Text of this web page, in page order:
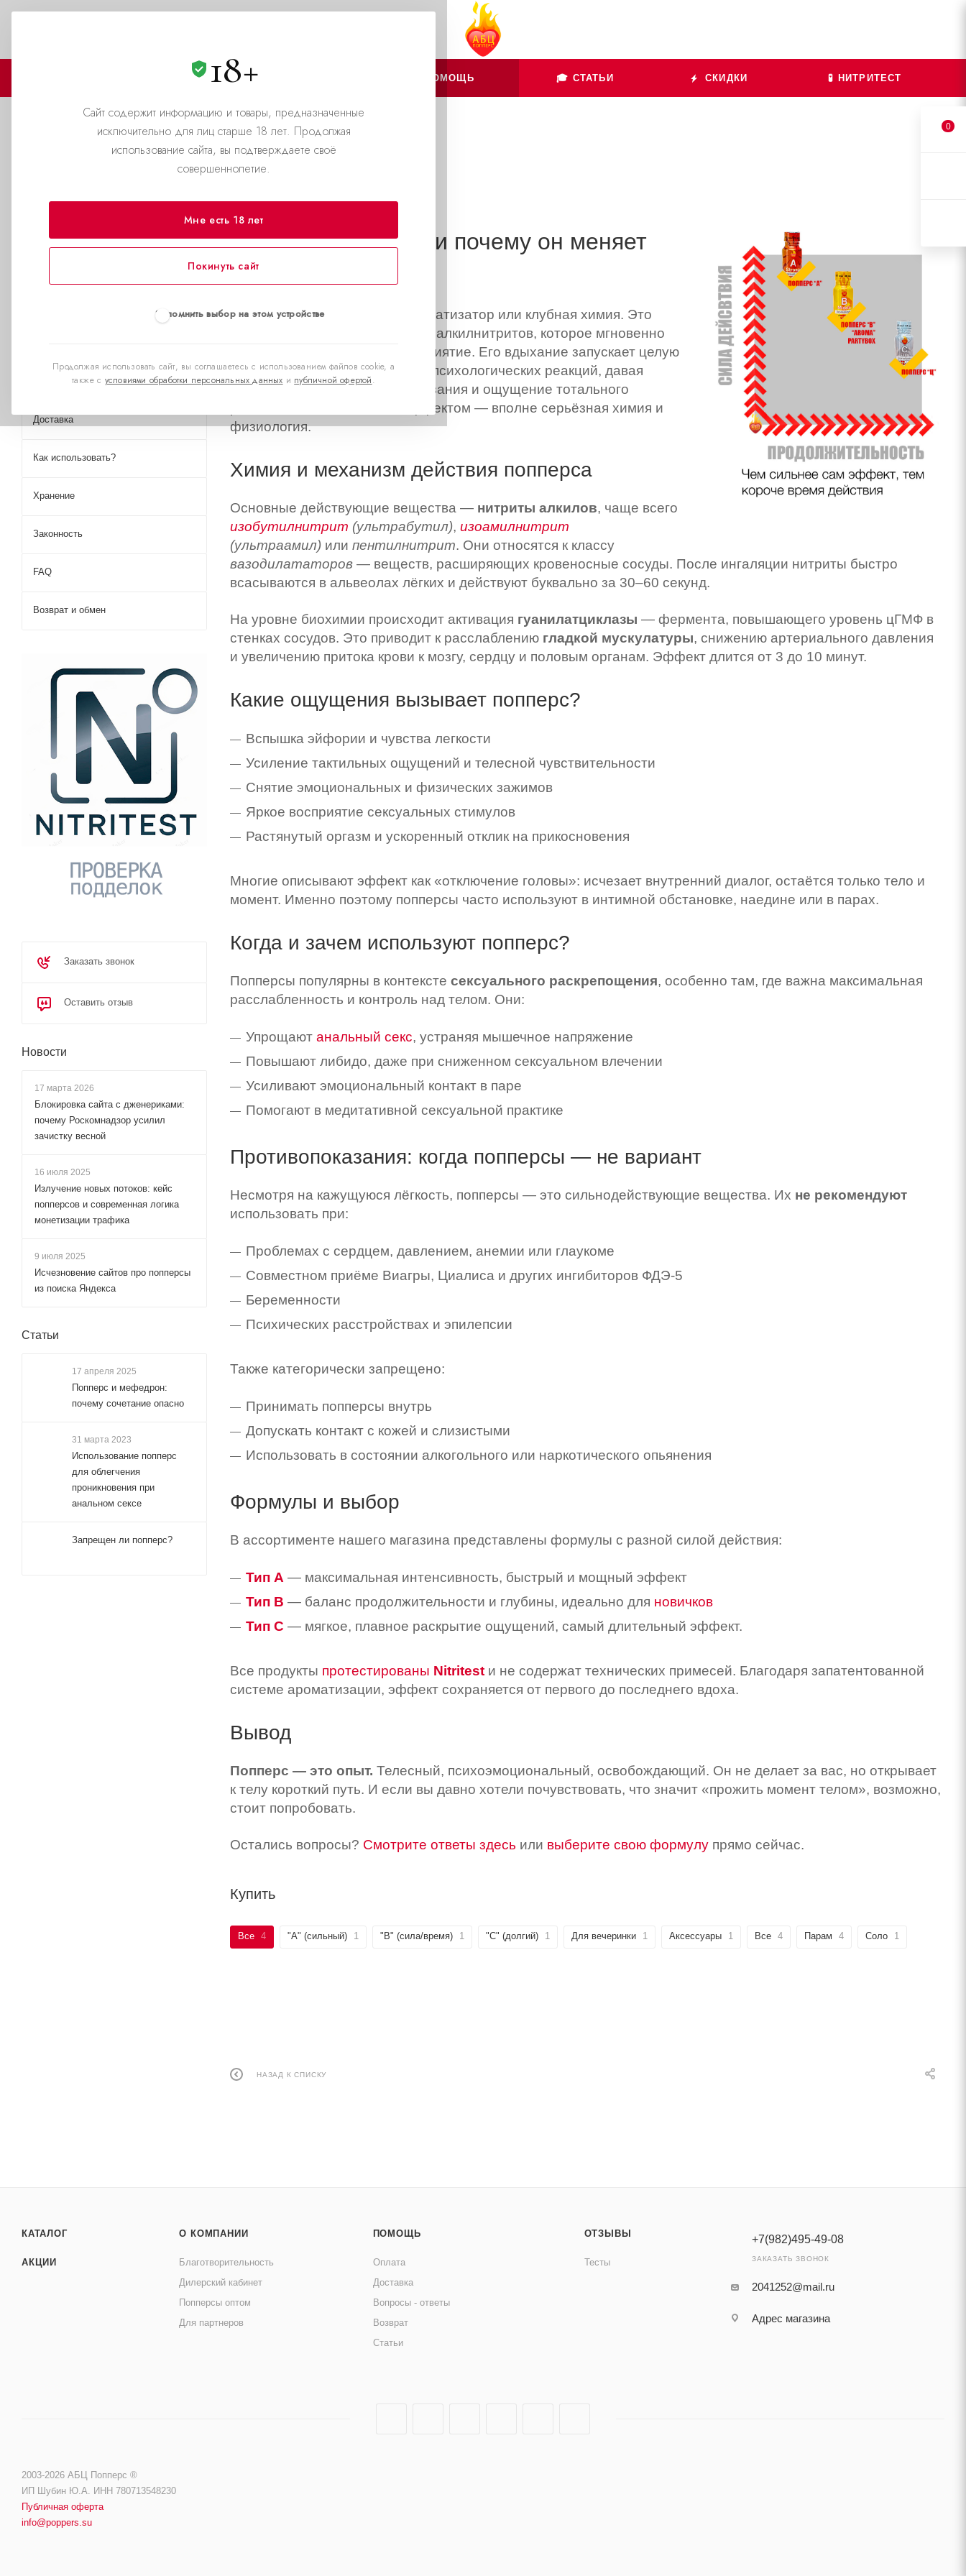
18+
Сайт содержит информацию и товары, предназначенные
исключительно для лиц старше 18 лет. Продолжая
использование сайта, вы подтверждаете своё
совершеннолетие.
Мне есть 18 лет
Покинуть сайт
Запомнить выбор на этом устройстве
Продолжая использовать сайт, вы соглашаетесь с использованием файлов cookie, а
также с условиями обработки персональных данных и публичной офертой.
🛒 КАТАЛОГ 👨🏻‍💻 ПОМОЩЬ 🎓 СТАТЬИ СКИДКИ 🧪 НИТРИТЕСТ
Что такое попперс?
Что такое попперс?
Что такое попперс и почему он меняет
всё?
Попперс— это не просто ароматизатор или клубная химия. Это
летучее соединение на основе алкилнитритов, которое мгновенно
влияет на тело, эмоции и восприятие. Его вдыхание запускает целую
цепь физиологических и нейропсихологических реакций, давая
всплеск энергии, усиление осязания и ощущение тотального
расслабления. Но за этим эффектом — вполне серьёзная химия и
физиология.
Химия и механизм действия попперса
Основные действующие вещества — нитриты алкилов, чаще всего
изобутилнитрит (ультрабутил), изоамилнитрит
(ультраамил) или пентилнитрит. Они относятся к классу
вазодилататоров — веществ, расширяющих кровеносные сосуды. После ингаляции нитриты быстро
всасываются в альвеолах лёгких и действуют буквально за 30–60 секунд.
На уровне биохимии происходит активация гуанилатциклазы — фермента, повышающего уровень цГМФ в
стенках сосудов. Это приводит к расслаблению гладкой мускулатуры, снижению артериального давления
и увеличению притока крови к мозгу, сердцу и половым органам. Эффект длится от 3 до 10 минут.
Какие ощущения вызывает попперс?
Вспышка эйфории и чувства легкости
Усиление тактильных ощущений и телесной чувствительности
Снятие эмоциональных и физических зажимов
Яркое восприятие сексуальных стимулов
Растянутый оргазм и ускоренный отклик на прикосновения
Многие описывают эффект как «отключение головы»: исчезает внутренний диалог, остаётся только тело и
момент. Именно поэтому попперсы часто используют в интимной обстановке, наедине или в парах.
Когда и зачем используют попперс?
Попперсы популярны в контексте сексуального раскрепощения, особенно там, где важна максимальная
расслабленность и контроль над телом. Они:
Упрощают анальный секс, устраняя мышечное напряжение
Повышают либидо, даже при сниженном сексуальном влечении
Усиливают эмоциональный контакт в паре
Помогают в медитативной сексуальной практике
Противопоказания: когда попперсы — не вариант
Несмотря на кажущуюся лёгкость, попперсы — это сильнодействующие вещества. Их не рекомендуют
использовать при:
Проблемах с сердцем, давлением, анемии или глаукоме
Совместном приёме Виагры, Циалиса и других ингибиторов ФДЭ-5
Беременности
Психических расстройствах и эпилепсии
Также категорически запрещено:
Принимать попперсы внутрь
Допускать контакт с кожей и слизистыми
Использовать в состоянии алкогольного или наркотического опьянения
Формулы и выбор
В ассортименте нашего магазина представлены формулы с разной силой действия:
Тип A — максимальная интенсивность, быстрый и мощный эффект
Тип B — баланс продолжительности и глубины, идеально для новичков
Тип C — мягкое, плавное раскрытие ощущений, самый длительный эффект.
Все продукты протестированы Nitritest и не содержат технических примесей. Благодаря запатентованной
системе ароматизации, эффект сохраняется от первого до последнего вдоха.
Вывод
Попперс — это опыт. Телесный, психоэмоциональный, освобождающий. Он не делает за вас, но открывает
к телу короткий путь. И если вы давно хотели почувствовать, что значит «прожить момент телом», возможно,
стоит попробовать.
Остались вопросы? Смотрите ответы здесь или выберите свою формулу прямо сейчас.
Купить
Все 4 "А" (сильный) 1 "B" (сила/время) 1 "C" (долгий) 1 Для вечеринки 1 Аксессуары 1 Все 4 Парам 4 Соло 1
НАЗАД К СПИСКУ
Доставка
Как использовать?
Хранение
Законность
FAQ
Возврат и обмен
Заказать звонок
Оставить отзыв
Новости
17 марта 2026
Блокировка сайта с дженериками:
почему Роскомнадзор усилил
зачистку весной
16 июля 2025
Излучение новых потоков: кейс
попперсов и современная логика
монетизации трафика
9 июля 2025
Исчезновение сайтов про попперсы
из поиска Яндекса
Статьи
17 апреля 2025
Попперс и мефедрон:
почему сочетание опасно
31 марта 2023
Использование попперс
для облегчения
проникновения при
анальном сексе
Запрещен ли попперс?
КАТАЛОГ
АКЦИИ
О КОМПАНИИ
Благотворительность
Дилерский кабинет
Попперсы оптом
Для партнеров
ПОМОЩЬ
Оплата
Доставка
Вопросы - ответы
Возврат
Статьи
ОТЗЫВЫ
Тесты
+7(982)495-49-08
ЗАКАЗАТЬ ЗВОНОК
2041252@mail.ru
Адрес магазина
2003-2026 АБЦ Попперс ®️️
ИП Шубин Ю.А. ИНН 780713548230
Публичная оферта
info@poppers.su
0